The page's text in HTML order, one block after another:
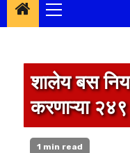
Primary
Menu
शालेय बस
करणाऱ्या २४९
1 min read